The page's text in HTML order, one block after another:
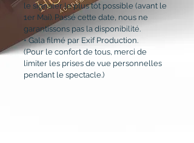
le signaler le plus tôt possible (avant le
1er Mai). Passé cette date, nous ne
garantissons pas la disponibilité.
• Gala filmé par Exif Production.
(Pour le confort de tous, merci de
limiter les prises de vue personnelles
pendant le spectacle.)